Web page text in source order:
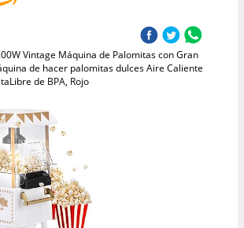
Vintage Máquina de Palomitas con Gran
de hacer palomitas dulces Aire Caliente
de BPA, Rojo